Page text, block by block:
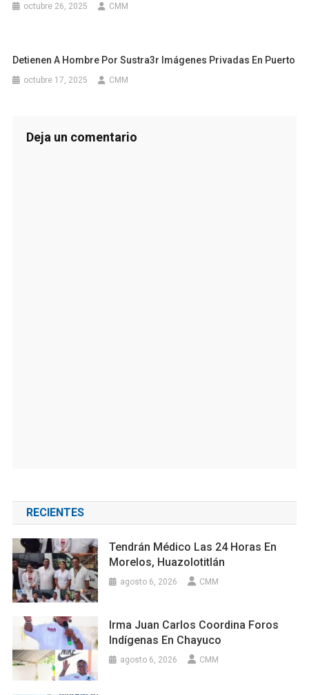
octubre 26, 2025 CMM
Detienen A Hombre Por Sustra3r Imágenes Privadas En Puerto
octubre 17, 2025 CMM
Deja un comentario
RECIENTES
Tendrán Médico Las 24 Horas En
Morelos, Huazolotitlán
agosto 6, 2026 CMM
Irma Juan Carlos Coordina Foros
Indígenas En Chayuco
agosto 6, 2026 CMM